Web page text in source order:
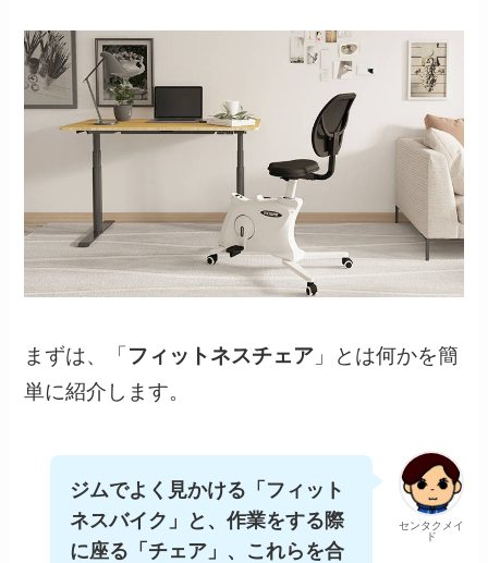
まずは、「 フィットネスチェア 」とは何かを簡
単に紹介します。
センタクメイ
ド
ジムでよく見かける「フィット
ネスバイク」と、作業をする際
に座る「チェア」、これらを合